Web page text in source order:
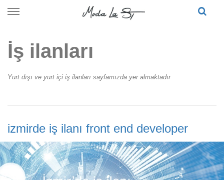
to
İş ilanları
Yurt dışı ve yurt içi iş ilanları sayfamızda yer almaktadır
izmirde iş ilanı front end developer